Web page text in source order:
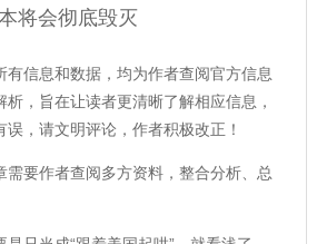
将会彻底毁灭
有信息和数据，均为作者查阅官方信息
，旨在让读者更清晰了解相应信息，
，请文明评论，作者积极改正！
需要作者查阅多方资料，整合分析、总